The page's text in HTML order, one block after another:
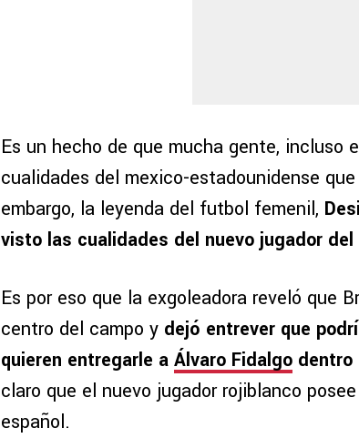
Es un hecho de que mucha gente, incluso
cualidades del mexico-estadounidense
embargo, la leyenda del futbol femenil,
visto las cualidades del nuevo jugador del
Es por eso que la exgoleadora reveló que
centro del campo y dejó entrever que
quieren entregarle a Álvaro Fidalgo dentro
claro que el nuevo jugador rojiblanco
español.